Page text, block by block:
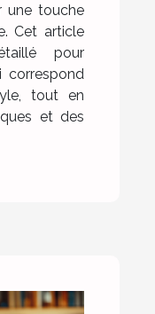
une touche
Cet article
pour
correspond
tout en
et des